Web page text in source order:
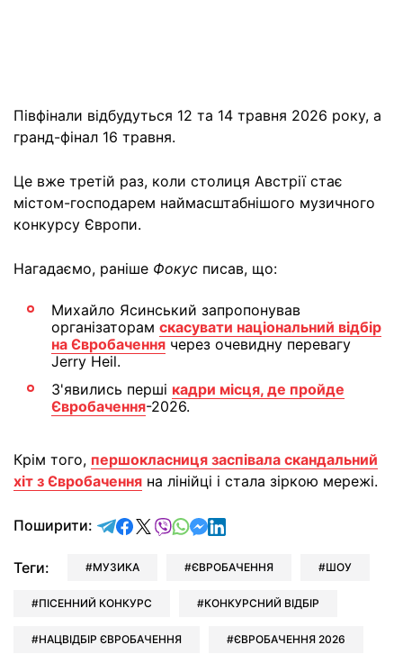
Півфінали відбудуться 12 та 14 травня 2026 року, а
гранд-фінал 16 травня.
Це вже третій раз, коли столиця Австрії стає
містом-господарем наймасштабнішого музичного
конкурсу Європи.
Нагадаємо, раніше Фокус писав, що:
Михайло Ясинський запропонував
організаторам скасувати національний відбір
на Євробачення через очевидну перевагу
Jerry Heil.
З'явились перші кадри місця, де пройде
Євробачення-2026.
Крім того, першокласниця заспівала скандальний
хіт з Євробачення на лінійці і стала зіркою мережі.
Поширити: відправити у Telegram
поділитись у Facebook
поділитись у X
відправити у Viber
відправити у Whatsapp
відправити у Messenger
відправити у LinkedIn
Теги: МУЗИКА ЄВРОБАЧЕННЯ ШОУ
ПІСЕННИЙ КОНКУРС КОНКУРСНИЙ ВІДБІР
НАЦВІДБІР ЄВРОБАЧЕННЯ ЄВРОБАЧЕННЯ 2026